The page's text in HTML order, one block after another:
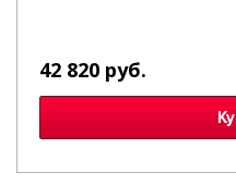
42 820 руб.